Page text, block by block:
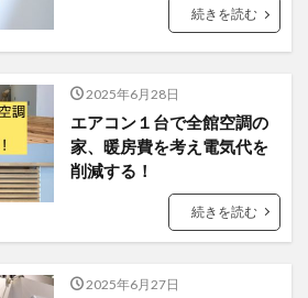
続きを読む
2025年6月28日
エアコン１台で全館空調の
家、暖房費を考え電気代を
削減する！
続きを読む
2025年6月27日